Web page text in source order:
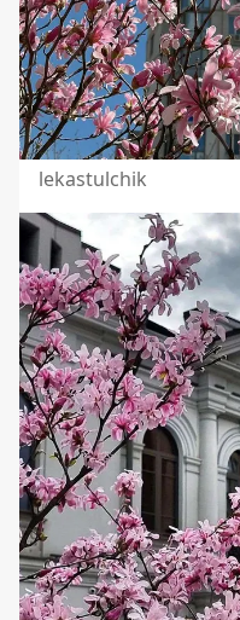
lekastulchik